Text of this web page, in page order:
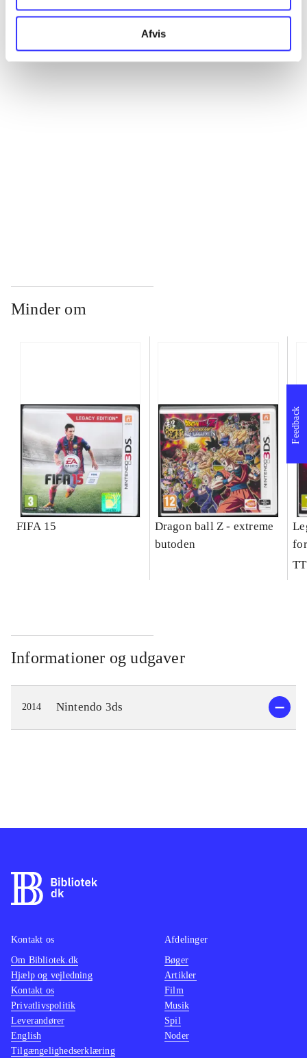
Afvis
Minder om
FIFA 15
Dragon ball Z - extreme
butoden
Informationer og udgaver
2014 Nintendo 3ds
Feedback
Kontakt os
Om Bibliotek.dk
Hjælp og vejledning
Kontakt os
Privatlivspolitik
Leverandører
English
Tilgængelighedserklæring
Afdelinger
Bøger
Artikler
Film
Musik
Spil
Noder